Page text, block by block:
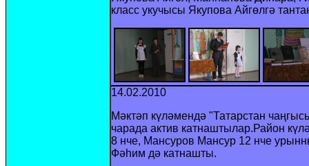
класс укучысы Якупова Айгөлгә
14.02.2010
Мәктәп күләмендә "Татарстан
чарада актив катнаштылар.Район
8 нче, Мансуров Мансур 12 нче
Фәһим дә катнашты.